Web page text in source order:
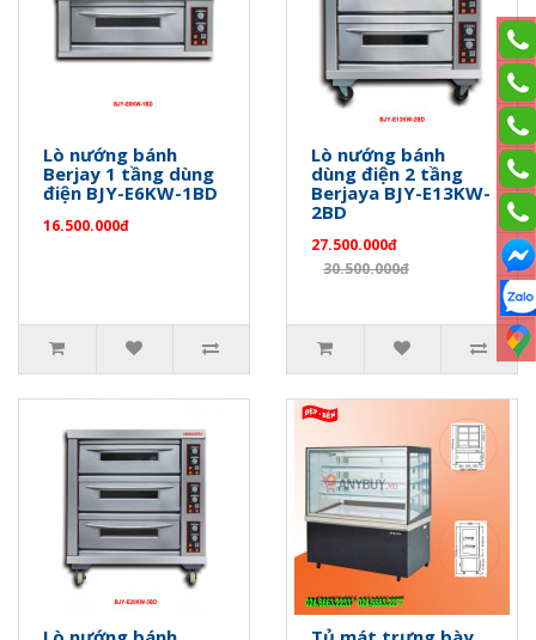
Lò nướng bánh
Berjay 1 tầng dùng
điện BJY-E6KW-1BD
16.500.000đ
Lò nướng bánh
dùng điện 2 tầng
Berjaya BJY-E13KW-
2BD
27.500.000đ
30.500.000đ